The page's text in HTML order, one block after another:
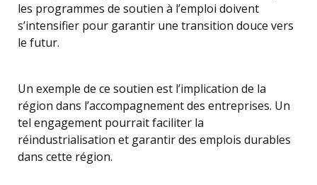
les programmes de soutien à l’emploi doivent
s’intensifier pour garantir une transition douce vers
le futur.
Un exemple de ce soutien est l’implication de la
région dans l’accompagnement des entreprises. Un
tel engagement pourrait faciliter la
réindustrialisation et garantir des emplois durables
dans cette région.